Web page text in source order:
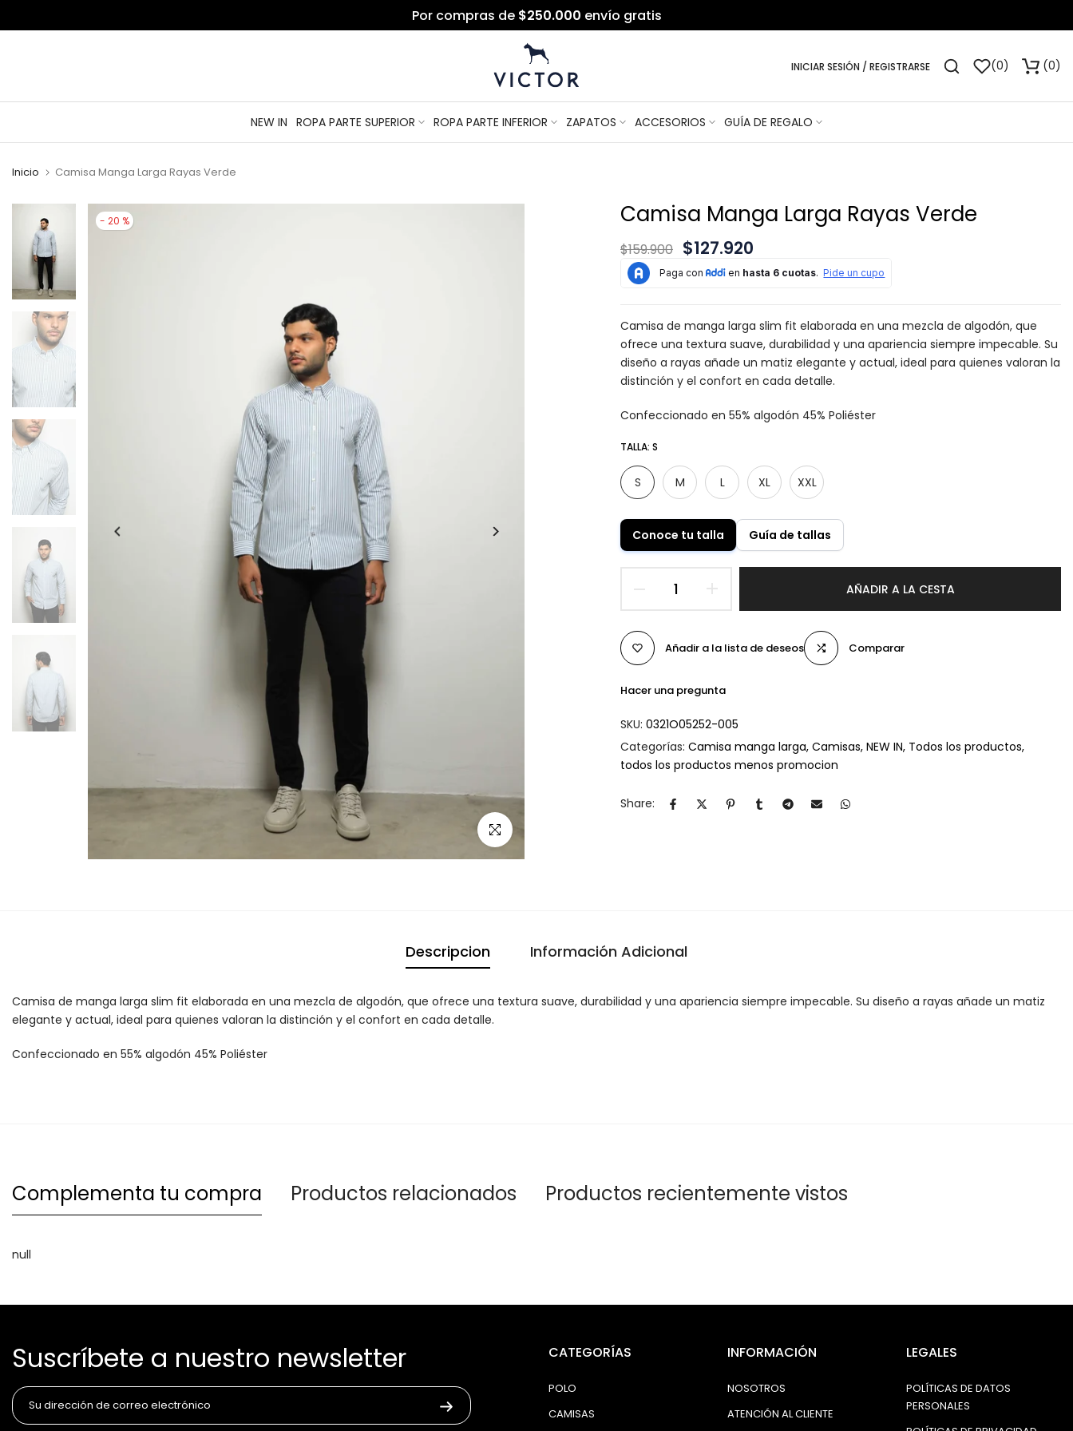
Por compras de $250.000 envío gratis
INICIAR SESIÓN / REGISTRARSE 0 0
NEW IN ROPA PARTE SUPERIOR ROPA PARTE INFERIOR ZAPATOS ACCESORIOS GUÍA DE REGALO
Inicio Camisa Manga Larga Rayas Verde
- 20 %
Click para agrandar
Camisa Manga Larga Rayas Verde
$159.900 $127.920
Camisa de manga larga slim fit elaborada en una mezcla de algodón, que
ofrece una textura suave, durabilidad y una apariencia siempre impecable. Su
diseño a rayas añade un matiz elegante y actual, ideal para quienes valoran la
distinción y el confort en cada detalle.
Confeccionado en 55% algodón 45% Poliéster
TALLA: S
S M L XL XXL
Conoce tu talla Guía de tallas
AÑADIR A LA CESTA
Añadir a la lista de deseos Comparar
Hacer una pregunta
SKU: 0321O05252-005
Categorías: Camisa manga larga Camisas NEW IN Todos los productos
todos los productos menos promocion
Share:
Descripcion Información Adicional
Camisa de manga larga slim fit elaborada en una mezcla de algodón, que ofrece una textura suave, durabilidad y una apariencia siempre impecable. Su diseño a rayas añade un matiz
elegante y actual, ideal para quienes valoran la distinción y el confort en cada detalle.
Confeccionado en 55% algodón 45% Poliéster
Complementa tu compra Productos relacionados Productos recientemente vistos
null
Suscríbete a nuestro newsletter CATEGORÍAS
POLO
CAMISAS
INFORMACIÓN
NOSOTROS
ATENCIÓN AL CLIENTE
LEGALES
POLÍTICAS DE DATOS
PERSONALES